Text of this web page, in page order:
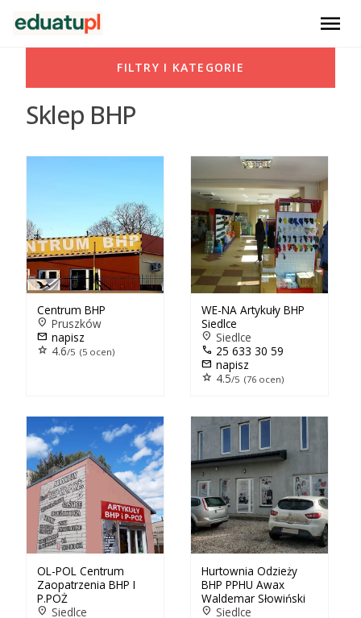
menu
Sklep BHP
Centrum BHP
location_on Pruszków
mail napisz
star 4.6/5 (5 ocen)
WE-NA Artykuły BHP
Siedlce
location_on Siedlce
call 25 633 30 59
mail napisz
star 4.5/5 (76 ocen)
OL-POL Centrum
Zaopatrzenia BHP I
P.POŻ
location_on Siedlce
Hurtownia Odzieży
BHP PPHU Awax
Waldemar Słowiński
location_on Siedlce
FILTRY I KATEGORIE